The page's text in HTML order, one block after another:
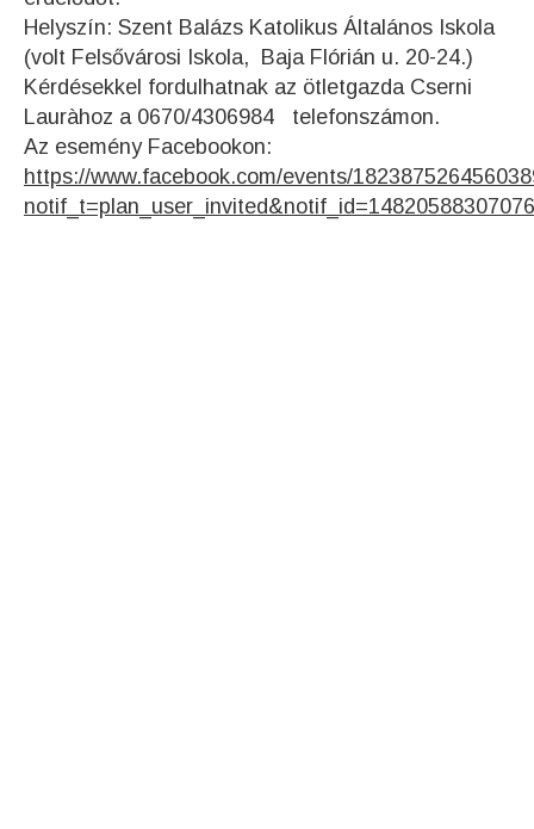
Helyszín: Szent Balázs Katolikus Általános Iskola
(volt Felsővárosi Iskola, Baja Flórián u. 20-24.)
Kérdésekkel fordulhatnak az ötletgazda Cserni
Lauràhoz a 0670/4306984 telefonszámon.
Az esemény Facebookon:
https://www.facebook.com/events/